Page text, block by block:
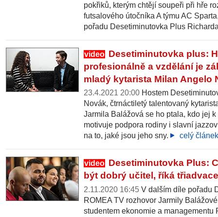
pokřiků, kterým chtějí soupeři při hře
futsalového útočníka A týmu AC
pořadu Desetiminutovka Plus
video Desetiminutovka plus:
profesionálně a vzdělání je
mladý kytarista Milan Angelo
23.4.2021 20:00 Hostem
Novák, čtrnáctiletý talentovaný
Jarmila Balážová se ho ptala, kdo jej
motivuje podpora rodiny i slavní
na to, jaké jsou jeho sny.
celý článek
video Desetiminutovka Plus:
být dobrý učitel, říká
2.11.2020 16:45 V dalším díle pořadu
ROMEA TV rozhovor Jarmily
studentem ekonomie a managementu